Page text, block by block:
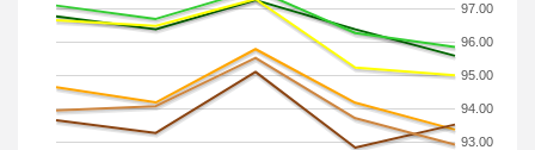
93.00
94.00
95.00
96.00
97.00